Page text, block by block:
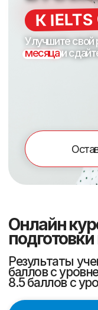
Оставить
подготовки к
Результаты учеников:
баллов с уровнем
8.5 баллов c уровнем
Программа,
лучших британских
IELTS –
баллом 8.5 и 8.0
01
Занятия проходят
платформе с